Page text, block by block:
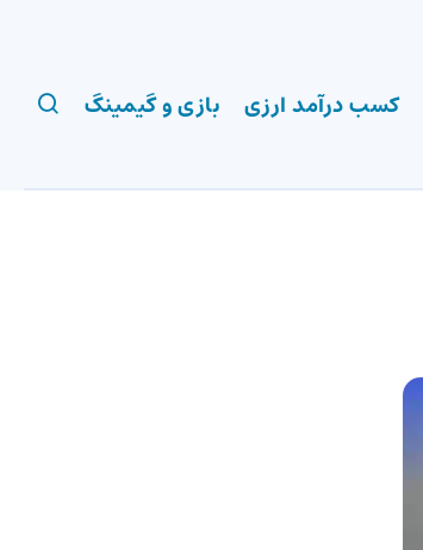
کسب درآمد ارزی بازی و گیمینگ